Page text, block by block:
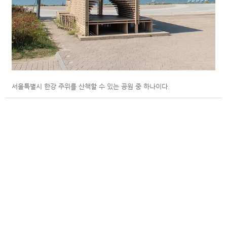
서울특별시 한강 주위를 산책할 수 있는 공원 중 하나이다.